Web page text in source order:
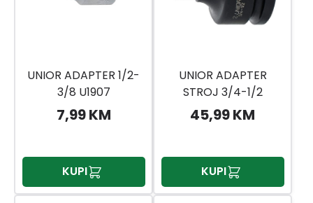
UNIOR ADAPTER 1/2-
3/8 U1907
7,99 KM
KUPI
UNIOR ADAPTER
STROJ 3/4-1/2
IMPACT 237.7
(603995)
45,99 KM
KUPI